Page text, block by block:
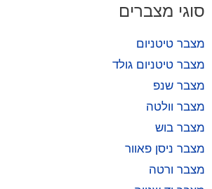
סוגי מצברים
מצבר טיטניום
מצבר טיטניום גולד
מצבר שנפ
מצבר וולטה
מצבר בוש
מצבר ניסן פאוור
מצבר ורטה